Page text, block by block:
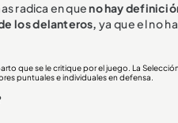
radica en queno hay
los delanteros, ya que el no
que se le critique por el juego. La
puntuales e individuales en defensa.